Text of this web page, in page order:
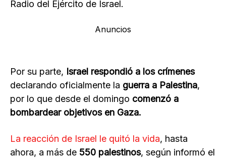
Radio del Ejército de Israel.
Anuncios
Por su parte, Israel respondió a los crímenes
declarando oficialmente la guerra a Palestina,
por lo que desde el domingo comenzó a
bombardear objetivos en Gaza.
La reacción de Israel le quitó la vida, hasta
ahora, a más de 550 palestinos, según informó el